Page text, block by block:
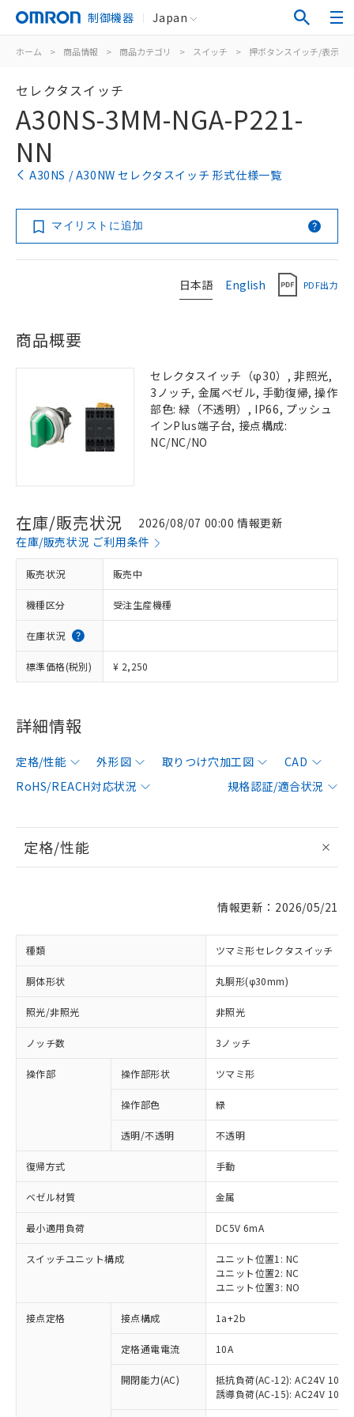
制御機器 Japan
ホーム > 商品情報 > 商品カテゴリ > スイッチ > 押ボタンスイッチ/表示灯
セレクタスイッチ
A30NS-3MM-NGA-P221-
NN
A30NS / A30NW セレクタスイッチ 形式仕様一覧
マイリストに追加
日本語 English PDF出力
商品概要
セレクタスイッチ（φ30）, 非照光,
3ノッチ, 金属ベゼル, 手動復帰, 操作
部色: 緑（不透明）, IP66, プッシュ
インPlus端子台, 接点構成:
NC/NC/NO
在庫/販売状況
2026/08/07 00:00 情報更新
在庫/販売状況 ご利用条件
販売状況 販売中
機種区分 受注生産機種
在庫状況
標準価格(税別) ¥ 2,250
詳細情報
定格/性能 外形図 取りつけ穴加工図
CAD
RoHS/REACH対応状況
規格認証/適合状況
定格/性能
情報更新：2026/05/21
種類 ツマミ形セレクタスイッチ
胴体形状 丸胴形(φ30mm)
照光/非照光 非照光
ノッチ数 3ノッチ
操作部 操作部形状 ツマミ形
操作部色 緑
透明/不透明 不透明
復帰方式 手動
ベゼル材質 金属
最小適用負荷 DC5V 6mA
スイッチユニット構成
ユニット位置1: NC
ユニット位置2: NC
ユニット位置3: NO
接点定格 接点構成 1a+2b
定格通電電流 10A
開閉能力(AC)
抵抗負荷(AC-12): AC24V 10A/
誘導負荷(AC-15): AC24V
※1 対応状況
対応済み：EU RoHS指令（10物質）の
非含有に対応した製品が提供可能な商品で
対応予定：EU RoHS指令（10物質）の非含